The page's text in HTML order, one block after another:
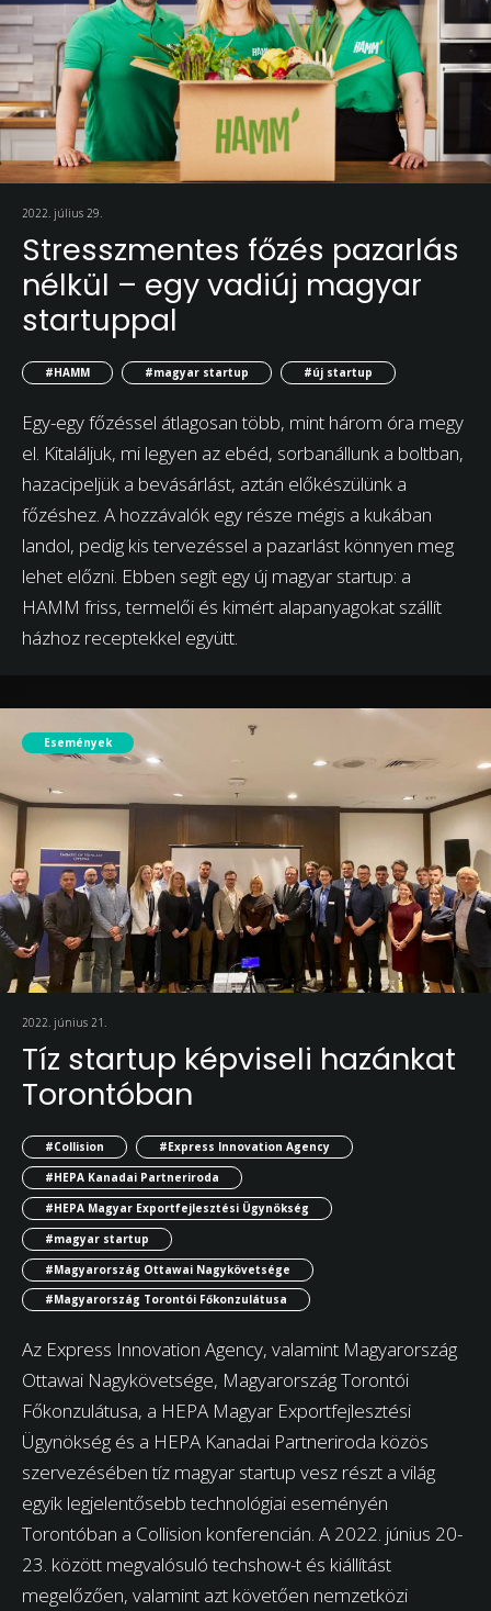
2022. július 29.
Stresszmentes főzés pazarlás
nélkül – egy vadiúj magyar
startuppal
#HAMM #magyar startup #új startup
Egy-egy főzéssel átlagosan több, mint három óra megy
el. Kitaláljuk, mi legyen az ebéd, sorbanállunk a boltban,
hazacipeljük a bevásárlást, aztán előkészülünk a
főzéshez. A hozzávalók egy része mégis a kukában
landol, pedig kis tervezéssel a pazarlást könnyen meg
lehet előzni. Ebben segít egy új magyar startup: a
HAMM friss, termelői és kimért alapanyagokat szállít
házhoz receptekkel együtt.
Események
2022. június 21.
Tíz startup képviseli hazánkat
Torontóban
#Collision
#Express Innovation Agency
#HEPA Kanadai Partneriroda
#HEPA Magyar Exportfejlesztési Ügynökség
#magyar startup
#Magyarország Ottawai Nagykövetsége
#Magyarország Torontói Főkonzulátusa
Az Express Innovation Agency, valamint Magyarország
Ottawai Nagykövetsége, Magyarország Torontói
Főkonzulátusa, a HEPA Magyar Exportfejlesztési
Ügynökség és a HEPA Kanadai Partneriroda közös
szervezésében tíz magyar startup vesz részt a világ
egyik legjelentősebb technológiai eseményén
Torontóban a Collision konferencián. A 2022. június 20-
23. között megvalósuló techshow-t és kiállítást
megelőzően, valamint azt követően nemzetközi